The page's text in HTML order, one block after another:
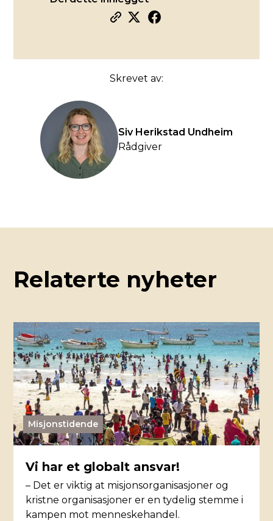
Skrevet av:
Siv Herikstad Undheim
Rådgiver
Relaterte nyheter
Misjonstidende
Vi har et globalt ansvar!
– Det er viktig at misjonsorganisasjoner og
kristne organisasjoner er en tydelig stemme i
kampen mot menneskehandel.